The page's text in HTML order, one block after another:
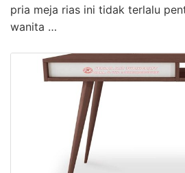
pria meja rias ini tidak terlalu
wanita …